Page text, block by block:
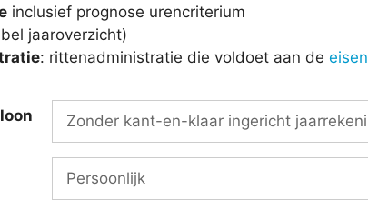
inclusief prognose urencriterium
jaaroverzicht)
: rittenadministratie die voldoet aan de eisen